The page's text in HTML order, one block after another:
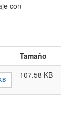
con
Tamaño
107.58 KB